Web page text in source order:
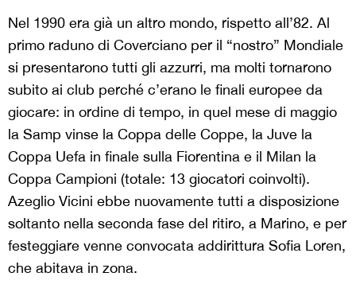
Nel 1990 era già un altro mondo, rispetto all’82. Al
primo raduno di Coverciano per il “nostro” Mondiale
si presentarono tutti gli azzurri, ma molti tornarono
subito ai club perché c’erano le finali europee da
giocare: in ordine di tempo, in quel mese di maggio
la Samp vinse la Coppa delle Coppe, la Juve la
Coppa Uefa in finale sulla Fiorentina e il Milan la
Coppa Campioni (totale: 13 giocatori coinvolti).
Azeglio Vicini ebbe nuovamente tutti a disposizione
soltanto nella seconda fase del ritiro, a Marino, e per
festeggiare venne convocata addirittura Sofia Loren,
che abitava in zona.